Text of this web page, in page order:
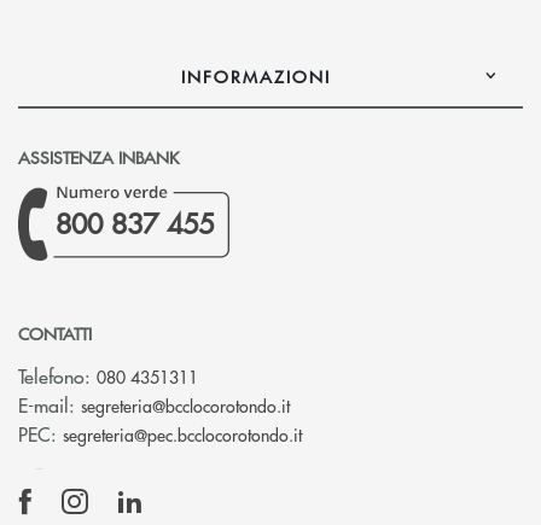
INFORMAZIONI
ASSISTENZA INBANK
800 837 455
CONTATTI
Telefono: 080 4351311
E-mail: segreteria@bcclocorotondo.it(si apre l’app di posta
PEC: segreteria@pec.bcclocorotondo.it(si apre l’app di posta